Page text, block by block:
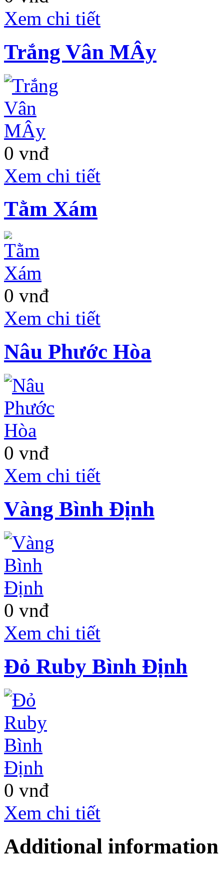
Xem chi tiết
Trắng Vân MÂy
0 vnđ
Xem chi tiết
Tằm Xám
0 vnđ
Xem chi tiết
Nâu Phước Hòa
0 vnđ
Xem chi tiết
Vàng Bình Định
0 vnđ
Xem chi tiết
Đỏ Ruby Bình Định
0 vnđ
Xem chi tiết
Additional information